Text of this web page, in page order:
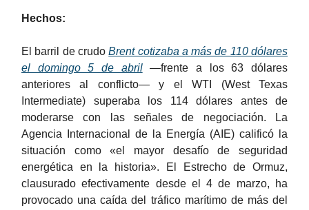
Hechos:
El barril de crudoBrent cotizaba a más de 110 dólares
el domingo 5 de abril—frente a los 63 dólares
anteriores al conflicto— y el WTI (West Texas
Intermediate) superaba los 114 dólares antes de
moderarse con las señales de negociación. La
Agencia Internacional de la Energía (AIE) calificó la
situación como «el mayor desafío de seguridad
energética en la historia». El Estrecho de Ormuz,
clausurado efectivamente desde el 4 de marzo, ha
provocado una caída del tráfico marítimo de más del